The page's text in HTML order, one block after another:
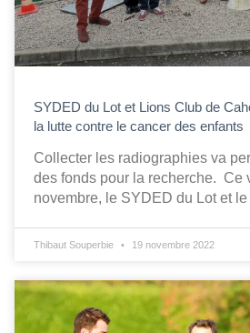
SYDED du Lot et Lions Club de
la lutte contre le cancer des enfants
Collecter les radiographies va
des fonds pour la recherche. Ce
novembre, le SYDED du Lot et
Thibaut Souperbie 19 novembre 2022